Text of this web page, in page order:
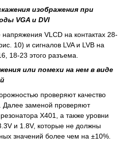
изображения при
VGA и DVI
VLCD на контактах 28-
10) и сигналов LVA и LVB на
18-23 этого разъема.
или помехи на нем в виде
проверяют качество
Далее заменой проверяют
Х401, а также уровни
и 1.8V, которые не должны
значений более чем на ±10%.